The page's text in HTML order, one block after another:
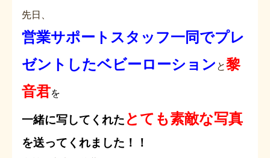
先日、
営業サポートスタッフ一同でプレ
ゼントしたベビーローション と黎
音君を
一緒に写してくれた とても素敵な写真
を送ってくれました！！